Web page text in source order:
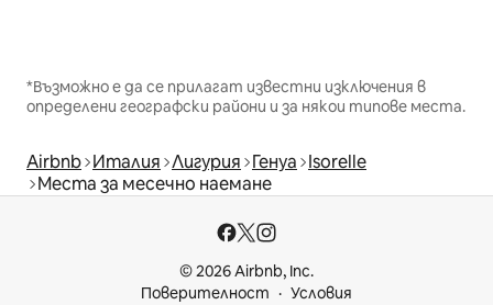
*Възможно е да се прилагат известни изключения в
определени географски райони и за някои типове места.
Airbnb Италия Лигурия Генуа Isorelle
Места за месечно наемане
© 2026 Airbnb, Inc.
Поверителност
Условия